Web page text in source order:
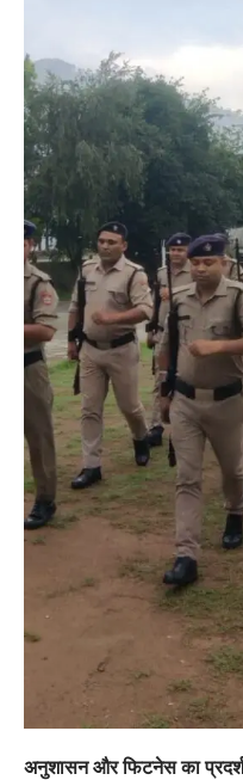
अनुशासन और फिटनेस का